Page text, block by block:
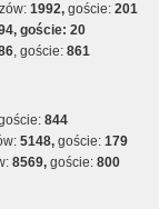
1992, goście: 201
goście: 20
, goście: 861
844
5148, goście: 179
8569, goście: 800